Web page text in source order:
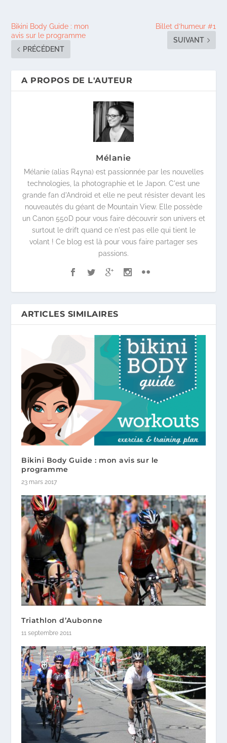
Bikini Body Guide : mon
avis sur le programme
PRÉCÉDENT
Billet d’humeur #1
SUIVANT
A PROPOS DE L'AUTEUR
Mélanie
Mélanie (alias R4yna) est passionnée par les nouvelles
technologies, la photographie et le Japon. C'est une
grande fan d'Android et elle ne peut résister devant les
nouveautés du géant de Mountain View. Elle possède
un Canon 550D pour vous faire découvrir son univers et
surtout le drift quand ce n'est pas elle qui tient le
volant ! Ce blog est là pour vous faire partager ses
passions.
ARTICLES SIMILAIRES
Bikini Body Guide : mon avis sur le
programme
23 mars 2017
Triathlon d’Aubonne
11 septembre 2011